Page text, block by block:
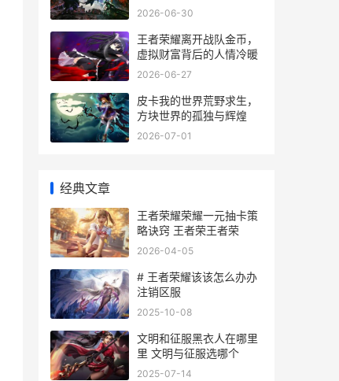
密码
2026-06-30
王者荣耀离开战队金币，
虚拟财富背后的人情冷暖
2026-06-27
皮卡我的世界荒野求生，
方块世界的孤独与辉煌
2026-07-01
经典文章
王者荣耀荣耀一元抽卡策
略诀窍 王者荣王者荣
2026-04-05
# 王者荣耀该该怎么办办
注销区服
2025-10-08
文明和征服黑衣人在哪里
里 文明与征服选哪个
2025-07-14